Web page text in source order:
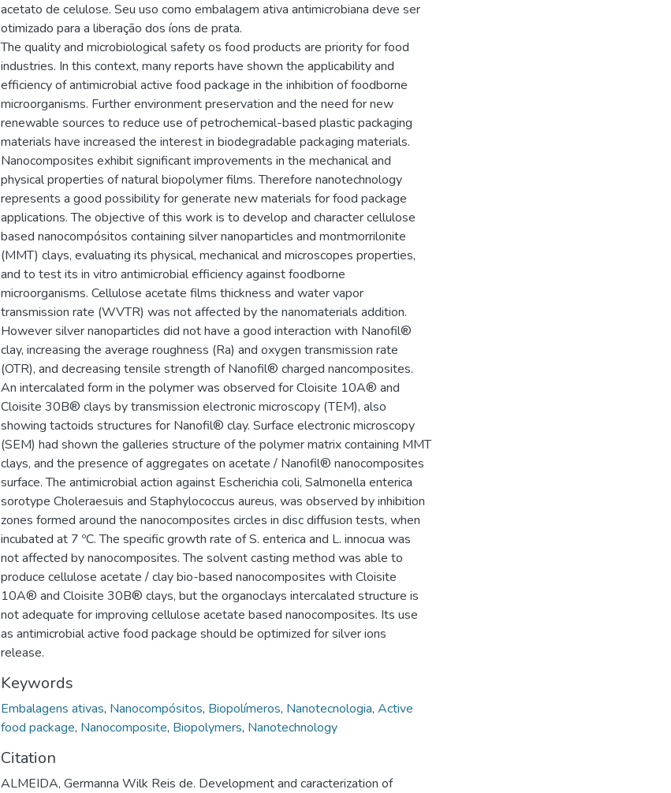
acetato de celulose. Seu uso como embalagem ativa antimicrobiana deve ser
otimizado para a liberação dos íons de prata.
The quality and microbiological safety os food products are priority for food
industries. In this context, many reports have shown the applicability and
efficiency of antimicrobial active food package in the inhibition of foodborne
microorganisms. Further environment preservation and the need for new
renewable sources to reduce use of petrochemical-based plastic packaging
materials have increased the interest in biodegradable packaging materials.
Nanocomposites exhibit significant improvements in the mechanical and
physical properties of natural biopolymer films. Therefore nanotechnology
represents a good possibility for generate new materials for food package
applications. The objective of this work is to develop and character cellulose
based nanocompósitos containing silver nanoparticles and montmorrilonite
(MMT) clays, evaluating its physical, mechanical and microscopes properties,
and to test its in vitro antimicrobial efficiency against foodborne
microorganisms. Cellulose acetate films thickness and water vapor
transmission rate (WVTR) was not affected by the nanomaterials addition.
However silver nanoparticles did not have a good interaction with Nanofil®
clay, increasing the average roughness (Ra) and oxygen transmission rate
(OTR), and decreasing tensile strength of Nanofil® charged nancomposites.
An intercalated form in the polymer was observed for Cloisite 10A® and
Cloisite 30B® clays by transmission electronic microscopy (TEM), also
showing tactoids structures for Nanofil® clay. Surface electronic microscopy
(SEM) had shown the galleries structure of the polymer matrix containing MMT
clays, and the presence of aggregates on acetate / Nanofil® nanocomposites
surface. The antimicrobial action against Escherichia coli, Salmonella enterica
sorotype Choleraesuis and Staphylococcus aureus, was observed by inhibition
zones formed around the nanocomposites circles in disc diffusion tests, when
incubated at 7 ºC. The specific growth rate of S. enterica and L. innocua was
not affected by nanocomposites. The solvent casting method was able to
produce cellulose acetate / clay bio-based nanocomposites with Cloisite
10A® and Cloisite 30B® clays, but the organoclays intercalated structure is
not adequate for improving cellulose acetate based nanocomposites. Its use
as antimicrobial active food package should be optimized for silver ions
release.
Keywords
Embalagens ativas, Nanocompósitos, Biopolímeros, Nanotecnologia, Active
food package, Nanocomposite, Biopolymers, Nanotechnology
Citation
ALMEIDA, Germanna Wilk Reis de. Development and caracterization of